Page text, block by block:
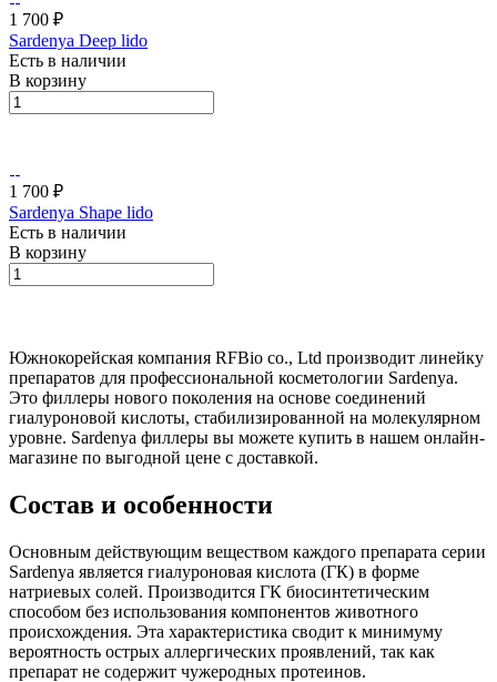
1 700 ₽
Sardenya Deep lido
Есть в наличии
В корзину
1 700 ₽
Sardenya Shape lido
Есть в наличии
В корзину
Южнокорейская компания RFBio co., Ltd производит линейку
препаратов для профессиональной косметологии Sardenya.
Это филлеры нового поколения на основе соединений
гиалуроновой кислоты, стабилизированной на молекулярном
уровне. Sardenya филлеры вы можете купить в нашем онлайн-
магазине по выгодной цене с доставкой.
Состав и особенности
Основным действующим веществом каждого препарата серии
Sardenya является гиалуроновая кислота (ГК) в форме
натриевых солей. Производится ГК биосинтетическим
способом без использования компонентов животного
происхождения. Эта характеристика сводит к минимуму
вероятность острых аллергических проявлений, так как
препарат не содержит чужеродных протеинов.